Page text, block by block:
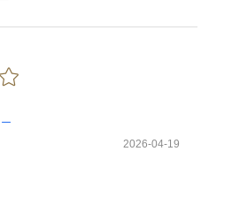
2026-04-19